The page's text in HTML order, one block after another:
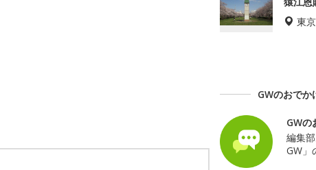
東
GWのおでか
GWの
編集
GW」